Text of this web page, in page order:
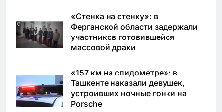
«Стенка на стенку»: в
Ферганской области задержали
участников готовившейся
массовой драки
«157 км на спидометре»: в
Ташкенте наказали девушек,
устроивших ночные гонки на
Porsche